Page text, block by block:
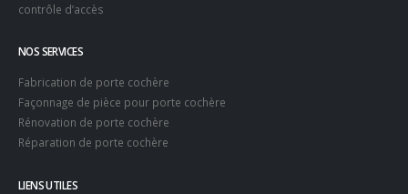
contrôle d’accès
NOS SERVICES
Fabrication de porte cochère
Façonnage de pièce pour porte cochère
Rénovation de porte cochère
Réparation de porte cochère
LIENS UTILES